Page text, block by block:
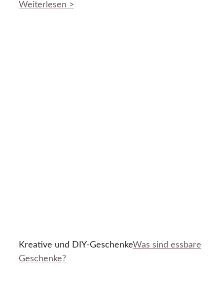
Weiterlesen >
Kreative und DIY-GeschenkeWas sind essbare
Geschenke?